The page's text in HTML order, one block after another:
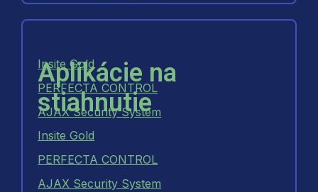
Insite Gold
PERFECTA CONTROL
AJAX Security System
Aplikácie na
stiahnutie
Insite Gold
PERFECTA CONTROL
AJAX Security System